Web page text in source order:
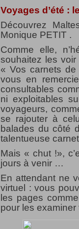
Voyages d’été :
Découvrez
Monique PETIT .
Comme elle,
souhaitez les
« Vos carnets
vous en
consultables
ni exploitables
voyageurs,
se rajouter à
balades du côté
talentueuse
Mais « chut !»,
jours à venir …
En attendant ne
virtuel : vous
les pages
pour les examiner